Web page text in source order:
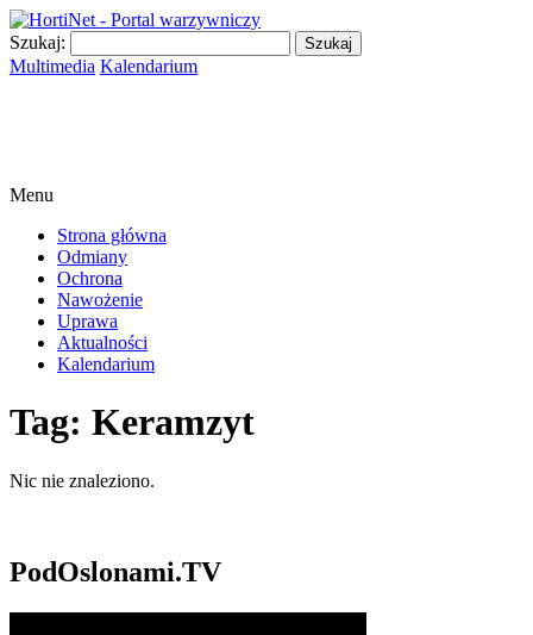
Szukaj:
Multimedia Kalendarium
Menu
Strona główna
Odmiany
Ochrona
Nawożenie
Uprawa
Aktualności
Kalendarium
Tag: Keramzyt
Nic nie znaleziono.
PodOslonami.TV